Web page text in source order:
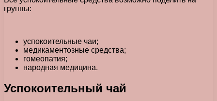
группы:
успокоительные чаи;
медикаментозные средства;
гомеопатия;
народная медицина.
Успокоительный чай